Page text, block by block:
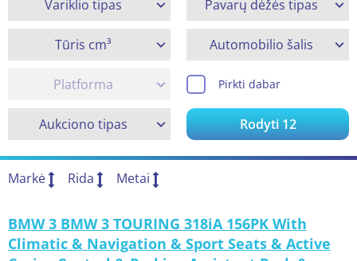
Variklio tipas Pavarų dėžės tipas
Tūris cm³ Automobilio šalis
Platforma Pirkti dabar
Aukciono tipas Rodyti12
Markė Rida Metai
BMW 3 BMW 3 TOURING 318iA 156PK With
Climatic & Navigation & Sport Seats & Active